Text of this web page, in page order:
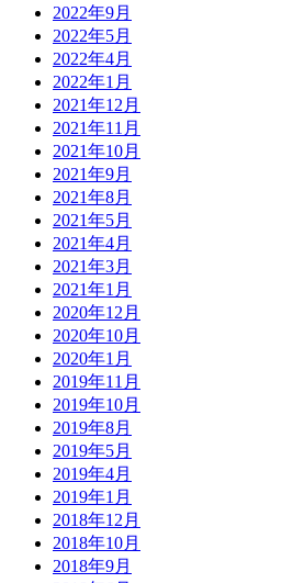
2022年9月
2022年5月
2022年4月
2022年1月
2021年12月
2021年11月
2021年10月
2021年9月
2021年8月
2021年5月
2021年4月
2021年3月
2021年1月
2020年12月
2020年10月
2020年1月
2019年11月
2019年10月
2019年8月
2019年5月
2019年4月
2019年1月
2018年12月
2018年10月
2018年9月